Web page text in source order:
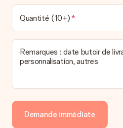
Quantité (10+)
Remarques : date butoir de
personnalisation, autres
Demande immédiate